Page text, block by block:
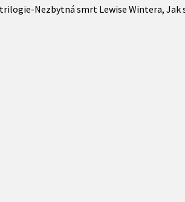
Nezbytná smrt Lewise Wintera, Jak